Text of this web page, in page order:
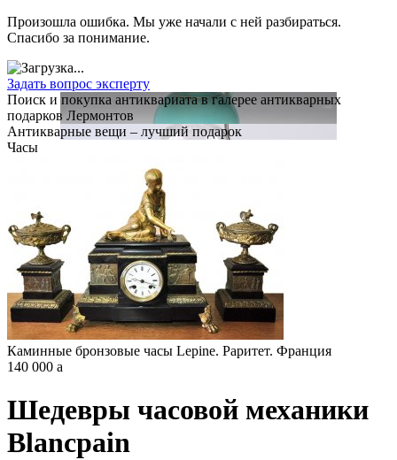
Произошла ошибка. Мы уже начали с ней разбираться.
Спасибо за понимание.
Задать вопрос эксперту
Поиск и покупка антиквариата в галерее антикварных
подарков Лермонтов
Антикварные вещи – лучший подарок
Часы
Каминные бронзовые часы Lepine. Раритет. Франция
140 000 a
Шедевры часовой механики
Blancpain